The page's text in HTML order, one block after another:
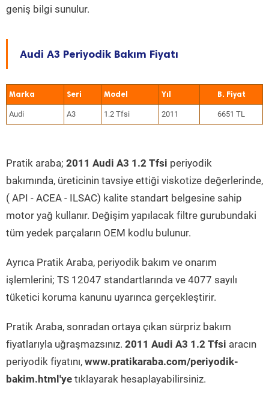
geniş bilgi sunulur.
Audi A3 Periyodik Bakım Fiyatı
Marka Seri Model Yıl
Audi A3 1.2 Tfsi 2011 6651 TL
Pratik araba; 2011 Audi A3 1.2 Tfsi periyodik
bakımında, üreticinin tavsiye ettiği viskotize değerlerinde,
( API - ACEA - ILSAC) kalite standart belgesine sahip
motor yağ kullanır. Değişim yapılacak filtre gurubundaki
tüm yedek parçaların OEM kodlu bulunur.
Ayrıca Pratik Araba, periyodik bakım ve onarım
işlemlerini; TS 12047 standartlarında ve 4077 sayılı
tüketici koruma kanunu uyarınca gerçekleştirir.
Pratik Araba, sonradan ortaya çıkan sürpriz bakım
fiyatlarıyla uğraşmazsınız. 2011 Audi A3 1.2 Tfsi aracın
periyodik fiyatını, www.pratikaraba.com/periyodik-
bakim.html'ye tıklayarak hesaplayabilirsiniz.